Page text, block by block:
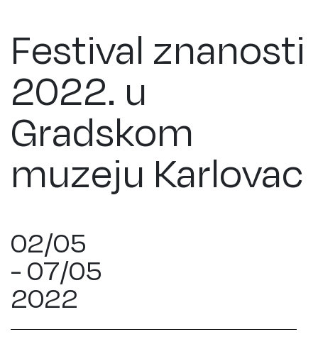
Festival znanosti
2022. u
Gradskom
muzeju Karlovac
02/05
- 07/05
2022